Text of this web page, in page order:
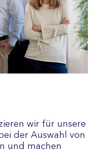
wir für unsere
der Auswahl von
und machen